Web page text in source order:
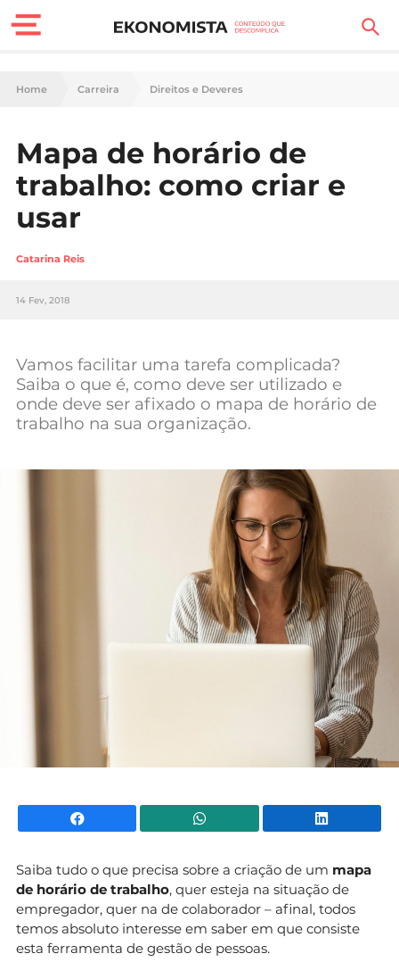
Finanças Pessoais
Carreira
Casa
Lifestyle
Sociedade
Negócios
Mundial 2026
Home Carreira Direitos e Deveres
Mapa de horário de
trabalho: como criar e
usar
Catarina Reis
14 Fev, 2018
Vamos facilitar uma tarefa complicada?
Saiba o que é, como deve ser utilizado e
onde deve ser afixado o mapa de horário de
trabalho na sua organização.
Facebook WhatsApp
Saiba tudo o que precisa sobre a criação de um mapa
de horário de trabalho, quer esteja na situação de
empregador, quer na de colaborador – afinal, todos
temos absoluto interesse em saber em que consiste
esta ferramenta de gestão de pessoas.